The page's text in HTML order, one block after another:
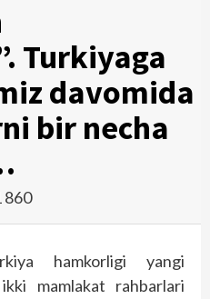
Turkiyaga
davomida
bir necha
860
hamkorligi yangi
mamlakat rahbarlari